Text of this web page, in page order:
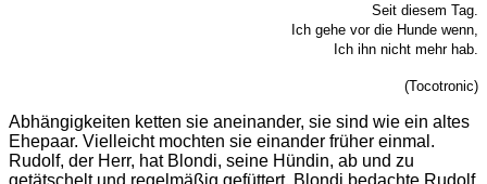
Seit diesem Tag.
Ich gehe vor die Hunde wenn,
Ich ihn nicht mehr hab.
(Tocotronic)
Abhängigkeiten ketten sie aneinander, sie sind wie ein altes
Ehepaar. Vielleicht mochten sie einander früher einmal.
Rudolf, der Herr, hat Blondi, seine Hündin, ab und zu
getätschelt und regelmäßig gefüttert. Blondi bedachte Rudolf